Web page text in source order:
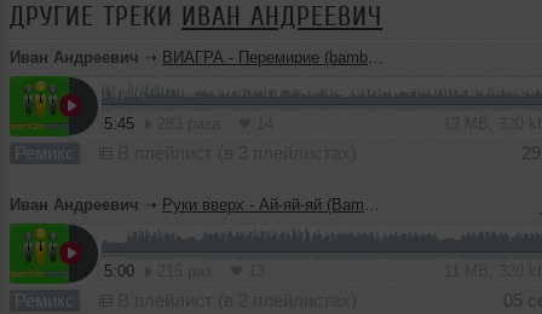
ДРУГИЕ ТРЕКИ ИВАН АНДРЕЕВИЧ
Иван Андреевич ➝ ВИАГРА - Перемирие (bamblebeat prod remix)
5:45
Ремикс
Иван Андреевич ➝ Руки вверх - Ай-яй-яй (BambleBeat remix)
5:00
Ремикс 05